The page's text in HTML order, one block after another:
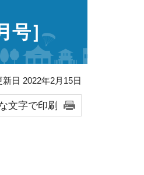
号］
日 2022年2月15日
文字で印刷